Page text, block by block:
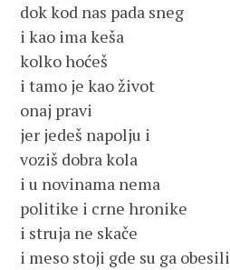
dok kod nas pada sneg
i kao ima keša
kolko hoćeš
i tamo je kao život
onaj pravi
jer jedeš napolju i
voziš dobra kola
i u novinama nema
politike i crne hronike
i struja ne skače
i meso stoji gde su ga obesili